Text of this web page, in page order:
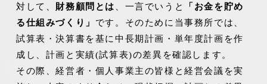
対して、 財務顧問とは 、一言でいうと
「お金を貯め
る仕組みづくり」 です。そのために当事務所では、
試算表・決算書を基に中長期計画・単年度計画を作
成し、計画と実績(試算表)の差異を確認します。
その際、経営者・個人事業主の皆様と経営会議を実